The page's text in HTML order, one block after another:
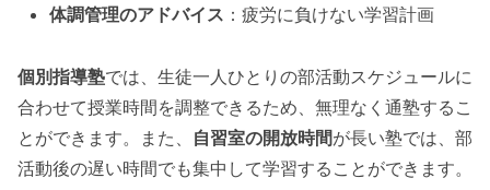
体調管理のアドバイス ：疲労に負けない学習計画
個別指導塾では、生徒一人ひとりの部活動スケジュールに
合わせて授業時間を調整できるため、無理なく通塾するこ
とができます。また、 自習室の開放時間が長い塾では、部
活動後の遅い時間でも集中して学習することができます。